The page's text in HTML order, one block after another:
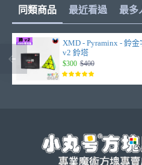
同類商品 最近看過 最多
XMD - Pyraminx - 鈴金
v2 鈴塔
$300 $400